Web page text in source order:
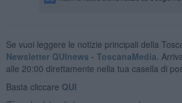
Se vuoi leggere le notizie principali della
Newsletter QUInews - ToscanaMedia.
alle 20:00 direttamente nella tua casella di
Basta cliccare QUI